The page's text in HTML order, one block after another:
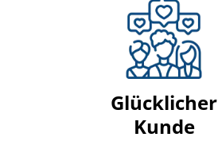
Glücklicher
Kunde